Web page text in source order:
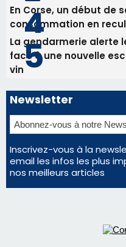
En Corse, un début de
consommation en
La gendarmerie alerte
face à une nouvelle
vin
Newsletter
Inscrivez-vous à la
email les infos les plus
nos meilleurs articles